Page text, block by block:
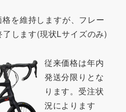
格を維持しますが、フレー
します(現状Lサイズのみ)
従来価格は年内
発送分限りとな
ります。受注状
況によります